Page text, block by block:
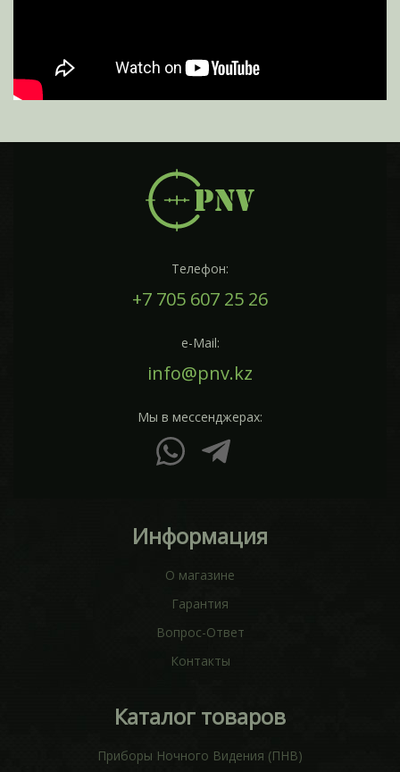
Телефон:
+7 705 607 25 26
e-Mail:
info@pnv.kz
Мы в мессенджерах:
Информация
О магазине
Гарантия
Вопрос-Ответ
Контакты
Каталог товаров
Приборы Ночного Видения (ПНВ)